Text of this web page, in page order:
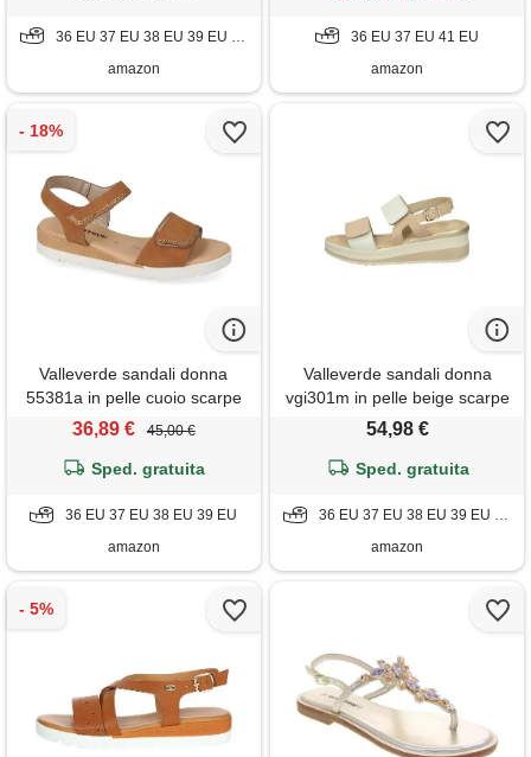
36 EU 37 EU 38 EU 39 EU 40 EU
amazon
36 EU 37 EU 41 EU
amazon
Valleverde sandali donna
55381a in pelle cuoio scarpe
casual comode, leggere e
estate. Eu 39
36,89 € 45,00 €
Sped. gratuita
36 EU 37 EU 38 EU 39 EU
amazon
Valleverde sandali donna
vgi301m in pelle beige scarpe
casual comode, leggere e
estate. Eu 39
54,98 €
Sped. gratuita
36 EU 37 EU 38 EU 39 EU 40 EU
amazon